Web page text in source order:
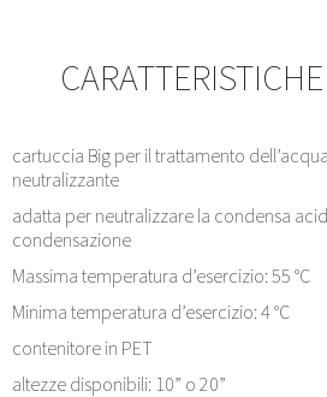
cartuccia Big per il trattamento
neutralizzante
adatta per neutralizzare la condensa
condensazione
Massima temperatura d’esercizio: 55 °C
Minima temperatura d’esercizio: 4 °C
contenitore in PET
altezze disponibili: 10” o 20”